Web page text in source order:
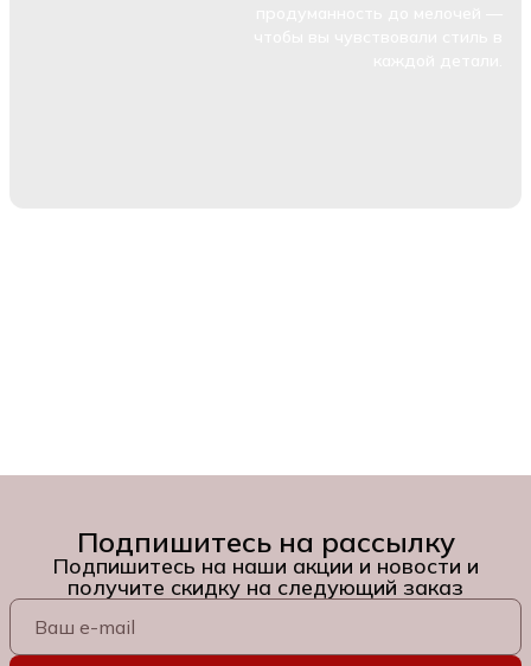
Подпишитесь на рассылку
Подпишитесь на наши акции и новости и
получите скидку на следующий заказ